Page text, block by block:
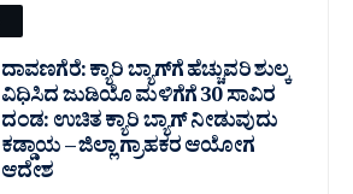
ದಾವಣಗೆರೆ: ಕ್ಯಾರಿ ಬ್ಯಾಗ್‌ಗೆ ಹೆಚ್ಚುವರಿ ಶುಲ್ಕ
ವಿಧಿಸಿದ ಜುಡಿಯೊ ಮಳಿಗೆಗೆ 30 ಸಾವಿರ
ದಂಡ: ಉಚಿತ ಕ್ಯಾರಿ ಬ್ಯಾಗ್ ನೀಡುವುದು
ಕಡ್ಡಾಯ – ಜಿಲ್ಲಾ ಗ್ರಾಹಕರ ಆಯೋಗ
ಆದೇಶ